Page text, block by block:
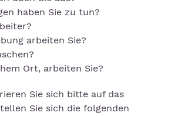
haben Sie zu tun?
arbeiten Sie?
Ort, arbeiten Sie?
Sie sich bitte auf das
Sie sich die folgenden